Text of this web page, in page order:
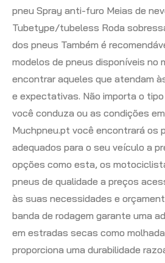
pneu Spray anti-furo Meias de
Tubetype/tubeless Roda
dos pneus Também é
modelos de pneus disponíveis no
encontrar aqueles que atendam
e expectativas. Não importa o
você conduza ou as condições
Muchpneu.pt você encontrará os
adequados para o seu veículo a
opções como esta, os
pneus de qualidade a preços
às suas necessidades e
banda de rodagem garante uma
em estradas secas como
proporciona uma durabilidade